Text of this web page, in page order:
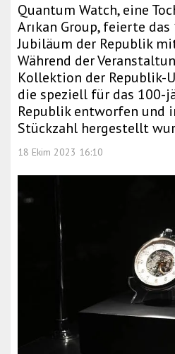
Quantum Watch, eine
Arıkan Group, feierte
Jubiläum der Republik
Während der
Kollektion der Republik-
die speziell für das 100-
Republik entworfen und
Stückzahl hergestellt
18 Ekim 2023 16:10